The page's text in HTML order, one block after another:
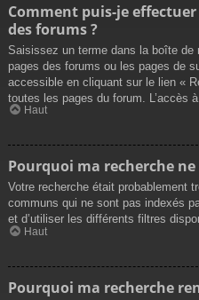
Comment puis-je
des forums ?
Saisissez un terme dans la boîte de
pages des forums ou les pages de
accessible en cliquant sur le lien «
toutes les pages du forum. L’accès
Haut
Pourquoi ma recherche
Votre recherche était probablement
communs qui ne sont pas indexés
et d’utiliser les différents filtres
Haut
Pourquoi ma recherche